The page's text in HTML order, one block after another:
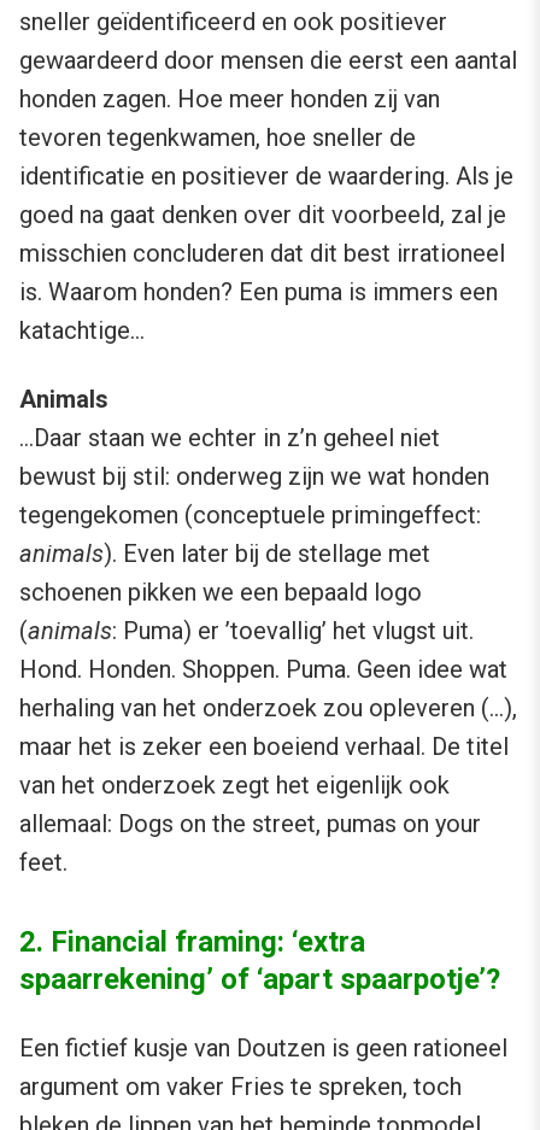
sneller geïdentificeerd en ook positiever
gewaardeerd door mensen die eerst een aantal
honden zagen. Hoe meer honden zij van
tevoren tegenkwamen, hoe sneller de
identificatie en positiever de waardering. Als je
goed na gaat denken over dit voorbeeld, zal je
misschien concluderen dat dit best irrationeel
is. Waarom honden? Een puma is immers een
katachtige…
Animals
…Daar staan we echter in z’n geheel niet
bewust bij stil: onderweg zijn we wat honden
tegengekomen (conceptuele primingeffect:
animals). Even later bij de stellage met
schoenen pikken we een bepaald logo
(animals: Puma) er ’toevallig’ het vlugst uit.
Hond. Honden. Shoppen. Puma. Geen idee wat
herhaling van het onderzoek zou opleveren (…),
maar het is zeker een boeiend verhaal. De titel
van het onderzoek zegt het eigenlijk ook
allemaal: Dogs on the street, pumas on your
feet.
2. Financial framing: ‘extra
spaarrekening’ of ‘apart spaarpotje’?
Een fictief kusje van Doutzen is geen rationeel
argument om vaker Fries te spreken, toch